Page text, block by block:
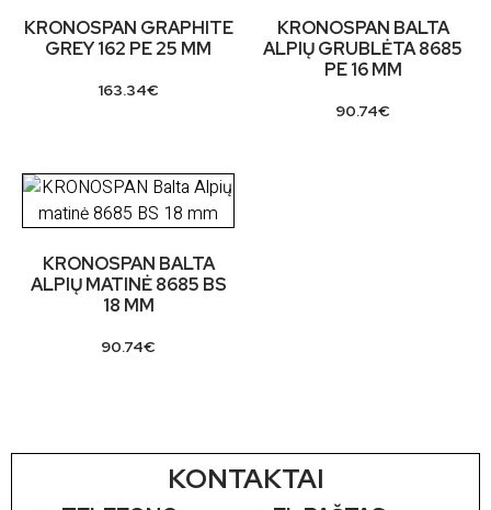
KRONOSPAN GRAPHITE
GREY 162 PE 25 MM
163.34€
KRONOSPAN BALTA
ALPIŲ GRUBLĖTA 8685
PE 16 MM
90.74€
KRONOSPAN BALTA
ALPIŲ MATINĖ 8685 BS
18 MM
90.74€
KONTAKTAI